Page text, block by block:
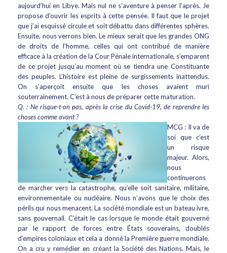
aujourd’hui en Libye. Mais nul ne s’aventure à penser l’après. Je
propose d’ouvrir les esprits à cette pensée. Il faut que le projet
que j’ai esquissé circule et soit débattu dans différentes sphères.
Ensuite, nous verrons bien. Le mieux serait que les grandes ONG
de droits de l’homme, celles qui ont contribué de manière
efficace à la création de la Cour Pénale internationale, s’emparent
de ce projet jusqu’au moment où se tiendra une Constituante
des peuples. L’histoire est pleine de surgissements inattendus.
On s’aperçoit ensuite que les choses avaient muri
souterrainement. C’est à nous de préparer cette maturation.
Q. : Ne risque-t-on pas, après la crise du Covid-19, de reprendre les
choses comme avant ?
MCG : Il va de
soi que c’est
un risque
majeur. Alors,
nous
continuerons
de marcher vers la catastrophe, qu’elle soit sanitaire, militaire,
environnementale ou nucléaire. Nous n’avons que le choix des
périls qui nous menacent. La société mondiale est un bateau ivre,
sans gouvernail. C’était le cas lorsque le monde était gouverné
par le rapport de forces entre États souverains, doublés
d’empires coloniaux et cela a donné la Première guerre mondiale.
On a cru y remédier en créant la Société des Nations. Mais, le